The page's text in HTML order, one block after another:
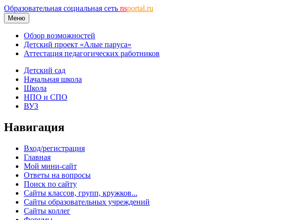
Образовательная социальная сеть nsportal.ru
Меню
Обзор возможностей
Детский проект «Алые паруса»
Аттестация педагогических работников
Детский сад
Начальная школа
Школа
НПО и СПО
ВУЗ
Навигация
Вход/регистрация
Главная
Мой мини-сайт
Ответы на вопросы
Поиск по сайту
Сайты классов, групп, кружков...
Сайты образовательных учреждений
Сайты коллег